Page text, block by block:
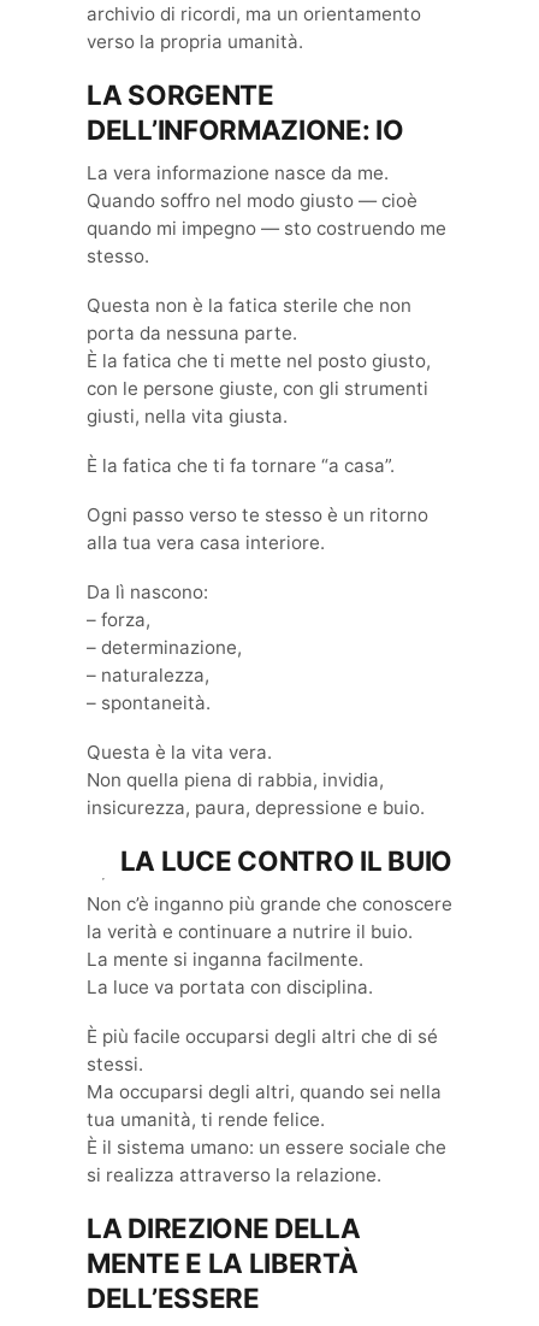
archivio di ricordi, ma un orientamento
verso la propria umanità.
LA SORGENTE
DELL’INFORMAZIONE: IO
La vera informazione nasce da me.
Quando soffro nel modo giusto — cioè
quando mi impegno — sto costruendo me
stesso.
Questa non è la fatica sterile che non
porta da nessuna parte.
È la fatica che ti mette nel posto giusto,
con le persone giuste, con gli strumenti
giusti, nella vita giusta.
È la fatica che ti fa tornare “a casa”.
Ogni passo verso te stesso è un ritorno
alla tua vera casa interiore.
Da lì nascono:
– forza,
– determinazione,
– naturalezza,
– spontaneità.
Questa è la vita vera.
Non quella piena di rabbia, invidia,
insicurezza, paura, depressione e buio.
LA LUCE CONTRO IL BUIO
Non c’è inganno più grande che conoscere
la verità e continuare a nutrire il buio.
La mente si inganna facilmente.
La luce va portata con disciplina.
È più facile occuparsi degli altri che di sé
stessi.
Ma occuparsi degli altri, quando sei nella
tua umanità, ti rende felice.
È il sistema umano: un essere sociale che
si realizza attraverso la relazione.
LA DIREZIONE DELLA
MENTE E LA LIBERTÀ
DELL’ESSERE